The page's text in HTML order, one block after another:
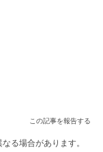
この記事を報告する
る場合があります。